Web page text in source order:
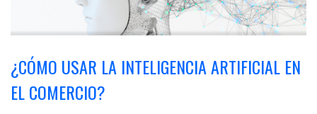
¿CÓMO USAR LA INTELIGENCIA ARTIFICIAL EN
EL COMERCIO?